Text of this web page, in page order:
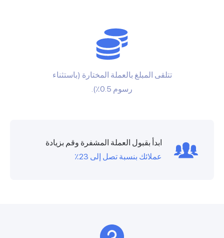
تتلقى المبلغ بالعملة المختارة (باستثناء
رسوم 0.5٪).
ابدأ بقبول العملة المشفرة وقم بزيادة
عملائك بنسبة تصل إلى 23٪